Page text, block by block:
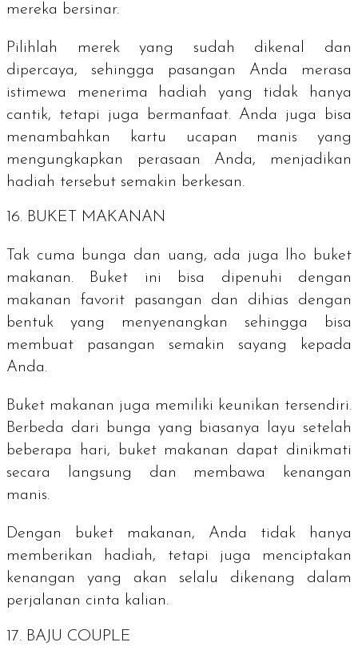
mereka bersinar.
Pilihlah merek yang sudah dikenal dan
dipercaya, sehingga pasangan Anda merasa
istimewa menerima hadiah yang tidak hanya
cantik, tetapi juga bermanfaat. Anda juga bisa
menambahkan kartu ucapan manis yang
mengungkapkan perasaan Anda, menjadikan
hadiah tersebut semakin berkesan.
16. BUKET MAKANAN
Tak cuma bunga dan uang, ada juga lho buket
makanan. Buket ini bisa dipenuhi dengan
makanan favorit pasangan dan dihias dengan
bentuk yang menyenangkan sehingga bisa
membuat pasangan semakin sayang kepada
Anda.
Buket makanan juga memiliki keunikan tersendiri.
Berbeda dari bunga yang biasanya layu setelah
beberapa hari, buket makanan dapat dinikmati
secara langsung dan membawa kenangan
manis.
Dengan buket makanan, Anda tidak hanya
memberikan hadiah, tetapi juga menciptakan
kenangan yang akan selalu dikenang dalam
perjalanan cinta kalian.
17. BAJU COUPLE